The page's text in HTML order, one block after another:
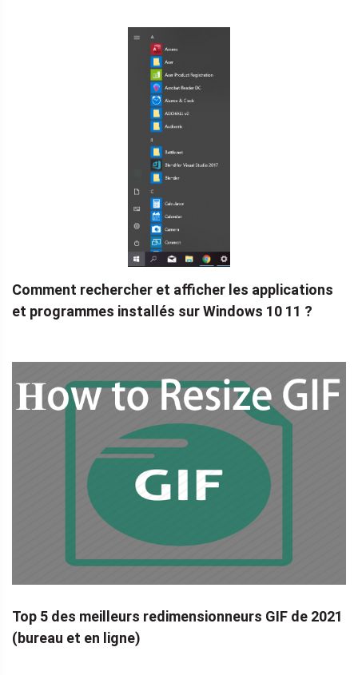
Comment rechercher et afficher les applications
et programmes installés sur Windows 10 11 ?
Top 5 des meilleurs redimensionneurs GIF de 2021
(bureau et en ligne)